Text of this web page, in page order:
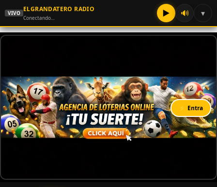
VIVO
ELGRANDATERO RADIO
Conectando… ▶ 🔊 ▾
⚡ Entra